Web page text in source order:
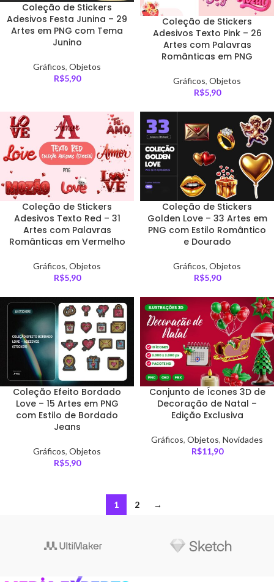
Coleção de Stickers
Adesivos Festa Junina – 29
Artes em PNG com Tema
Junino
Gráficos, Objetos
R$5,90
Coleção de Stickers
Adesivos Texto Pink – 26
Artes com Palavras
Românticas em PNG
Gráficos, Objetos
R$5,90
Coleção de Stickers
Adesivos Texto Red – 31
Artes com Palavras
Românticas em Vermelho
Gráficos, Objetos
R$5,90
Coleção de Stickers
Golden Love – 33 Artes em
PNG com Estilo Romântico
e Dourado
Gráficos, Objetos
R$5,90
Coleção Efeito Bordado
Love – 15 Artes em PNG
com Estilo de Bordado
Jeans
Gráficos, Objetos
R$5,90
Conjunto de Ícones 3D de
Decoração de Natal –
Edição Exclusiva
Gráficos, Objetos, Novidades
R$11,90
1 2 →